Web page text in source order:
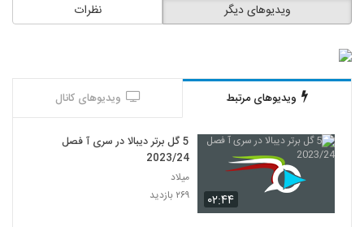
نظرات ویدیوهای دیگر
ویدیوهای مرتبط ویدیوهای کانال
۰۲:۴۴
5 گل برتر دیبالا در سری آ فصل
2023/24
میلاد
۲۶۹ بازدید